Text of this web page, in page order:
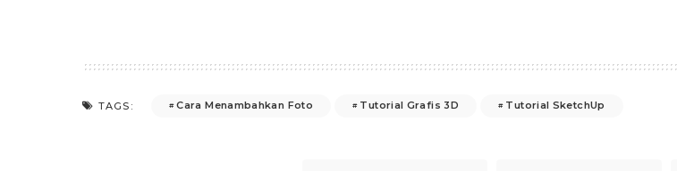
TAGS: Cara Menambahkan Foto Tutorial Grafis 3D Tutorial SketchUp